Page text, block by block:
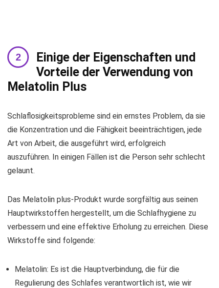
Einige der Eigenschaften und
Vorteile der Verwendung von
Melatolin Plus
Schlaflosigkeitsprobleme sind ein ernstes Problem, da sie
die Konzentration und die Fähigkeit beeinträchtigen, jede
Art von Arbeit, die ausgeführt wird, erfolgreich
auszuführen. In einigen Fällen ist die Person sehr schlecht
gelaunt.
Das Melatolin plus-Produkt wurde sorgfältig aus seinen
Hauptwirkstoffen hergestellt, um die Schlafhygiene zu
verbessern und eine effektive Erholung zu erreichen. Diese
Wirkstoffe sind folgende:
Melatolin: Es ist die Hauptverbindung, die für die
Regulierung des Schlafes verantwortlich ist, wie wir